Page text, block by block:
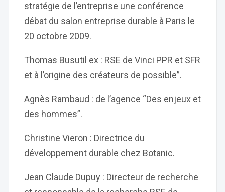
stratégie de l’entreprise une conférence
débat du salon entreprise durable à Paris le
20 octobre 2009.
Thomas Busutil ex : RSE de Vinci PPR et SFR
et à l’origine des créateurs de possible”.
Agnès Rambaud : de l’agence “Des enjeux et
des hommes”.
Christine Vieron : Directrice du
développement durable chez Botanic.
Jean Claude Dupuy : Directeur de recherche